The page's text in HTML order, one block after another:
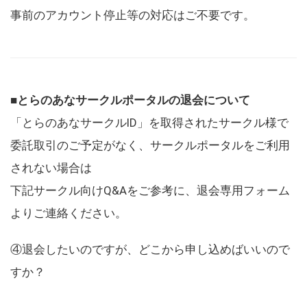
事前のアカウント停止等の対応はご不要です。
■とらのあなサークルポータルの退会について
「とらのあなサークルID」を取得されたサークル様で
委託取引のご予定がなく、サークルポータルをご利用
されない場合は
下記サークル向けQ&Aをご参考に、退会専用フォーム
よりご連絡ください。
④退会したいのですが、どこから申し込めばいいので
すか？